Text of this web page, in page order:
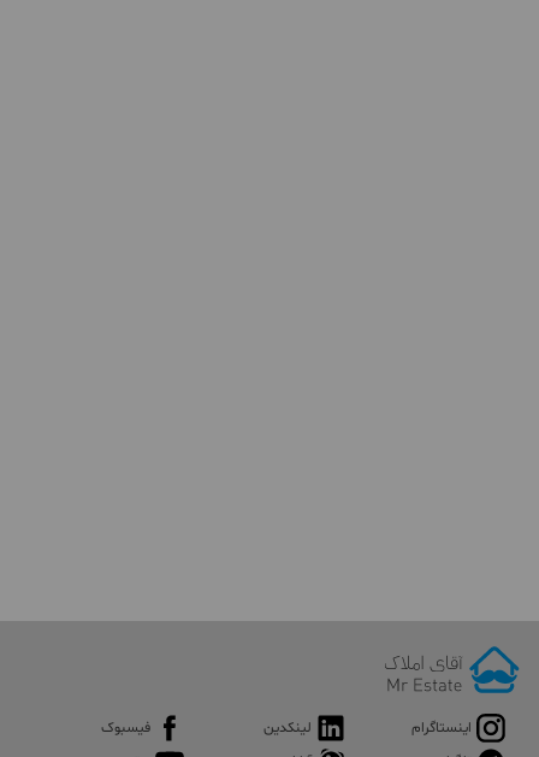
اینستاگرام لینکدین
فیسبوک